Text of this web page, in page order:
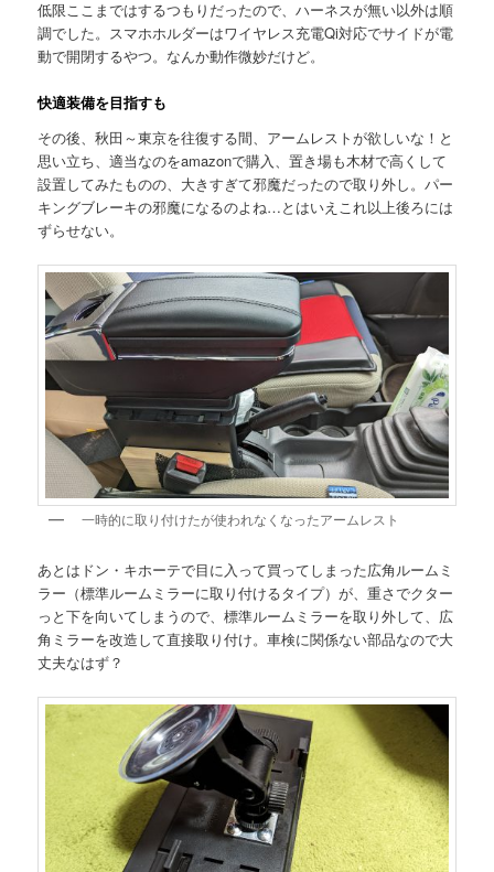
低限ここまではするつもりだったので、ハーネスが無い以外は順
調でした。スマホホルダーはワイヤレス充電Qi対応でサイドが電
動で開閉するやつ。なんか動作微妙だけど。
快適装備を目指すも
その後、秋田～東京を往復する間、アームレストが欲しいな！と
思い立ち、適当なのをamazonで購入、置き場も木材で高くして
設置してみたものの、大きすぎて邪魔だったので取り外し。パー
キングブレーキの邪魔になるのよね…とはいえこれ以上後ろには
ずらせない。
一時的に取り付けたが使われなくなったアームレスト
あとはドン・キホーテで目に入って買ってしまった広角ルームミ
ラー（標準ルームミラーに取り付けるタイプ）が、重さでクター
っと下を向いてしまうので、標準ルームミラーを取り外して、広
角ミラーを改造して直接取り付け。車検に関係ない部品なので大
丈夫なはず？